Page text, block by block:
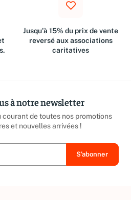
Jusqu'à 15% du prix de vente
reversé aux associations
caritatives
à notre newsletter
courant de toutes nos promotions
et nouvelles arrivées !